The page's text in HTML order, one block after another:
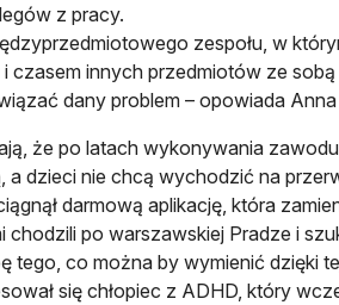
z pracy.
zespołu, w
innych przedmiotów ze sobą
dany problem – opowiada
że po latach wykonywania
, a dzieci nie chcą wychodzić na
darmową aplikację, która
po warszawskiej Pradze i
tego, co można by wymienić dzięki
się chłopiec z ADHD, który